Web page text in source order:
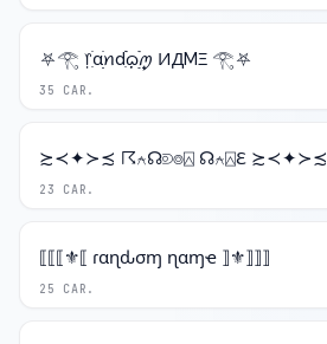
35 CAR.
⛧𓂀 ᥅ִׂαׂׅׅꪀdִׂׂ݂݂࣪ᦒ᩠ׂׅ࣭࣪ꪑ ИДMΞ 𓂀⛧
23 CAR.
≿≺✦≻≾ ☈⍲☊⟄⌾⍓ ☊⍲⍓ℇ ≿≺✦≻≾
25 CAR.
⟦⟦⟦⚜️⟦ ɾαɳԃσɱ ɳαɱҽ ⟧⚜️⟧⟧⟧